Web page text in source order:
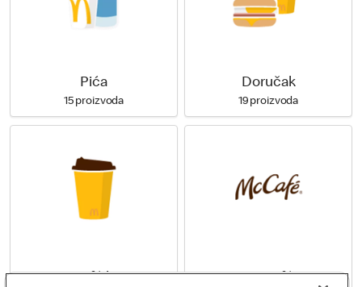
Pića
15 proizvoda
Doručak
19 proizvoda
McCafé kave McCafé